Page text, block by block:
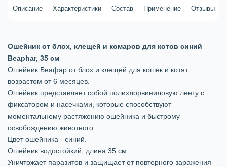
Описание Характеристики Состав Применение Отзывы
Ошейник от блох, клещей и комаров для котов синий
Beaphar, 35 см
Ошейник Беафар от блох и клещей для кошек и котят
возрастом от 6 месяцев.
Ошейник представляет собой полихлорвиниловую ленту с
фиксатором и насечками, которые способствуют
моментальному растяжению ошейника и быстрому
освобождению животного.
Цвет ошейника - синий.
Ошейник водостойкий, длина 35 см.
Уничтожает паразитов и защищает от повторного заражения